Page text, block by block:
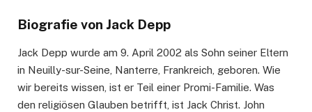
Biografie von Jack Depp
Jack Depp wurde am 9. April 2002 als Sohn seiner Eltern
in Neuilly-sur-Seine, Nanterre, Frankreich, geboren. Wie
wir bereits wissen, ist er Teil einer Promi-Familie. Was
den religiösen Glauben betrifft, ist Jack Christ. John